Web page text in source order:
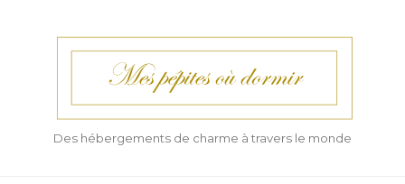
Des hébergements de charme à travers le monde